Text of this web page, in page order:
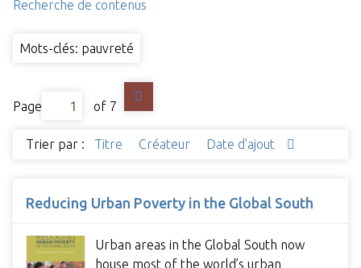
Recherche de contenus
Mots-clés: pauvreté
Page of 7
Trier par : Titre Créateur Date d'ajout
Reducing Urban Poverty in the Global South
Urban areas in the Global South now
house most of the world’s urban